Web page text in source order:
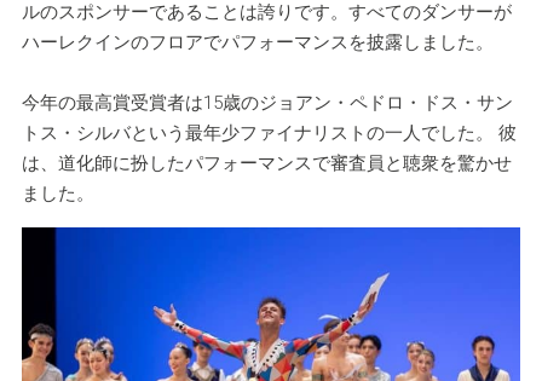
ルのスポンサーであることは誇りです。すべてのダンサーが
ハーレクインのフロアでパフォーマンスを披露しました。
今年の最高賞受賞者は15歳のジョアン・ペドロ・ドス・サン
トス・シルバという最年少ファイナリストの一人でした。 彼
は、道化師に扮したパフォーマンスで審査員と聴衆を驚かせ
ました。